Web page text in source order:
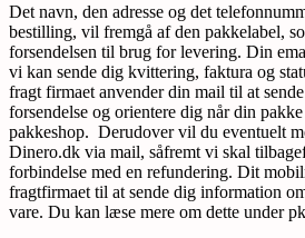
Det navn, den adresse og det
bestilling, vil fremgå af den pakkelabel,
forsendelsen til brug for levering. Din
vi kan sende dig kvittering, faktura og
fragt firmaet anvender din mail til at
forsendelse og orientere dig når din
pakkeshop. Derudover vil du eventuelt
Dinero.dk via mail, såfremt vi skal
forbindelse med en refundering. Dit
fragtfirmaet til at sende dig information
vare. Du kan læse mere om dette under